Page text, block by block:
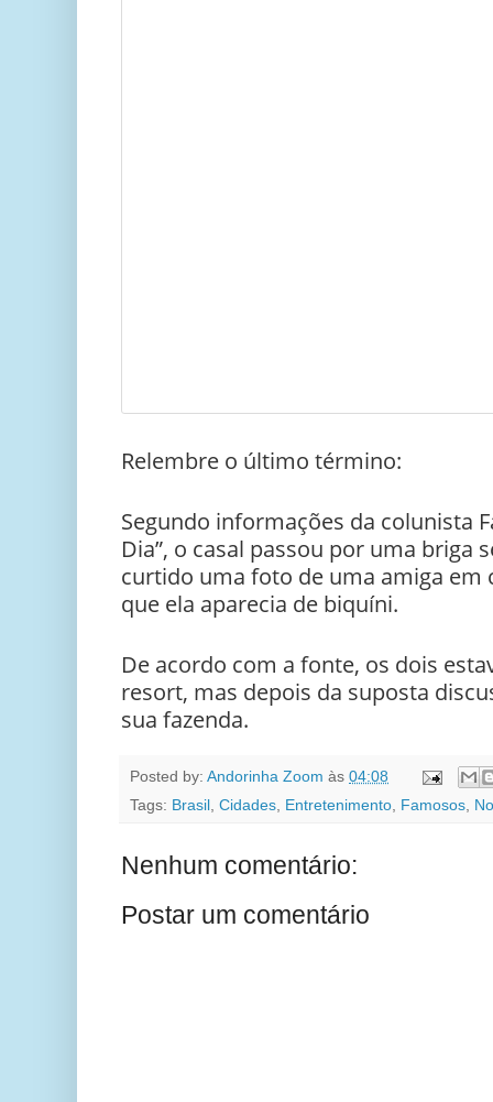
Relembre o último término:
Segundo informações da colunista
Dia”, o casal passou por uma briga
curtido uma foto de uma amiga
que ela aparecia de biquíni.
De acordo com a fonte, os dois
resort, mas depois da suposta
sua fazenda.
Posted by: Andorinha Zoom às 04:08
Tags: Brasil , Cidades, Entretenimento, Famosos,
Nenhum comentário:
Postar um comentário